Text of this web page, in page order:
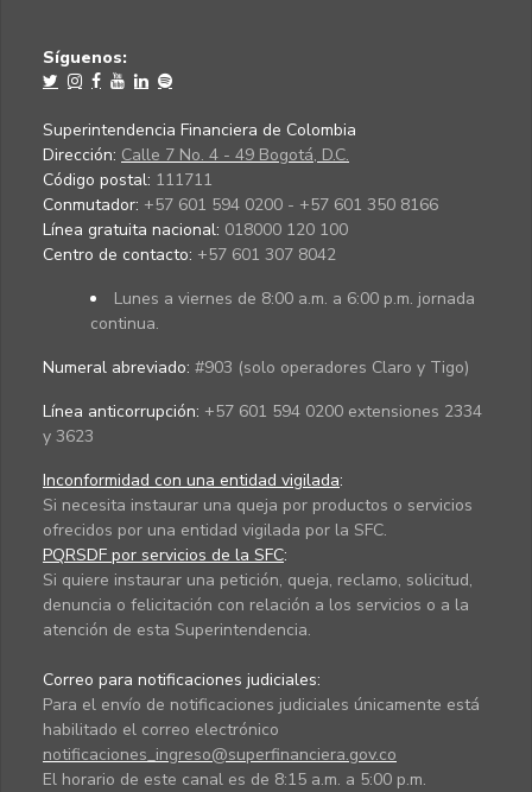
Síguenos:
Superintendencia Financiera de Colombia
Dirección: Calle 7 No. 4 - 49 Bogotá, D.C.
Código postal: 111711
Conmutador: +57 601 594 0200 - +57 601 350 8166
Línea gratuita nacional: 018000 120 100
Centro de contacto: +57 601 307 8042
Lunes a viernes de 8:00 a.m. a 6:00 p.m. jornada
continua.
Numeral abreviado: #903 (solo operadores Claro y Tigo)
Línea anticorrupción: +57 601 594 0200 extensiones 2334
y 3623
Inconformidad con una entidad vigilada:
Si necesita instaurar una queja por productos o servicios
ofrecidos por una entidad vigilada por la SFC.
PQRSDF por servicios de la SFC:
Si quiere instaurar una petición, queja, reclamo, solicitud,
denuncia o felicitación con relación a los servicios o a la
atención de esta Superintendencia.
Correo para notificaciones judiciales:
Para el envío de notificaciones judiciales únicamente está
habilitado el correo electrónico
notificaciones_ingreso@superfinanciera.gov.co
El horario de este canal es de 8:15 a.m. a 5:00 p.m.